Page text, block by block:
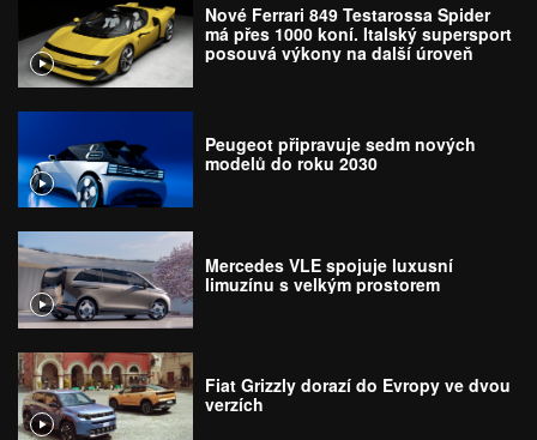
Nové Ferrari 849 Testarossa Spider
má přes 1000 koní. Italský supersport
posouvá výkony na další úroveň
Peugeot připravuje sedm nových
modelů do roku 2030
Mercedes VLE spojuje luxusní
limuzínu s velkým prostorem
Fiat Grizzly dorazí do Evropy ve dvou
verzích